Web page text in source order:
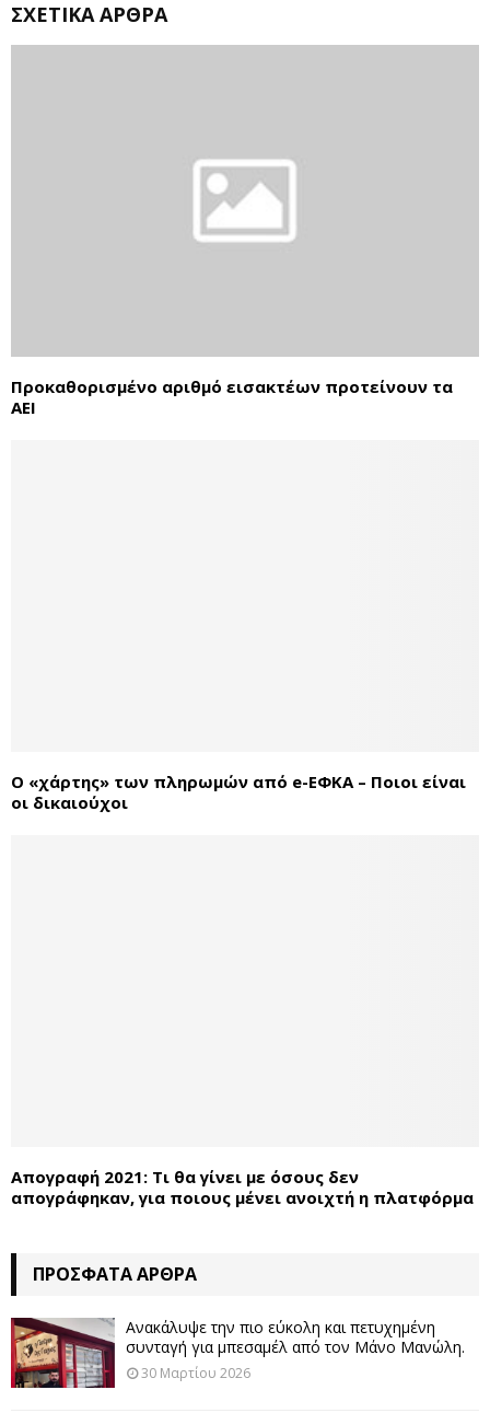
ΣΧΕΤΙΚΆ ΆΡΘΡΑ
Προκαθορισμένο αριθμό εισακτέων προτείνουν τα
ΑΕΙ
Ο «χάρτης» των πληρωμών από e-ΕΦΚΑ – Ποιοι είναι
οι δικαιούχοι
Απογραφή 2021: Τι θα γίνει με όσους δεν
απογράφηκαν, για ποιους μένει ανοιχτή η πλατφόρμα
ΠΡΌΣΦΑΤΑ ΆΡΘΡΑ
Ανακάλυψε την πιο εύκολη και πετυχημένη
συνταγή για μπεσαμέλ από τον Μάνο Μανώλη.
30 Μαρτίου 2026